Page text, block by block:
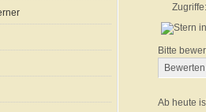
Bitte
Ab heute